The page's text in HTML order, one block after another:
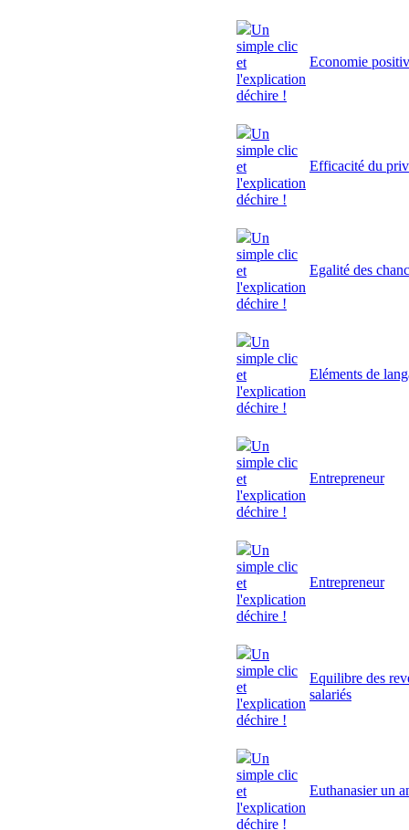
Un
simple clic
et
l'explication
déchire !
Economie
Un
simple clic
et
l'explication
déchire !
Efficacité du
Un
simple clic
et
l'explication
déchire !
Egalité des
Un
simple clic
et
l'explication
déchire !
Eléments de
Un
simple clic
et
l'explication
déchire !
Entrepreneur
Un
simple clic
et
l'explication
déchire !
Entrepreneur
Un
simple clic
et
l'explication
déchire !
Equilibre des
salariés
Un
simple clic
et
l'explication
déchire !
Euthanasier un